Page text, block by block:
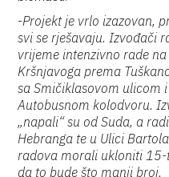
-Projekt je vrlo izazovan,
svi se rješavaju. Izvođači
vrijeme intenzivno rade
Kršnjavoga prema
sa Smičiklasovom ulicom
Autobusnom kolodvoru.
„napali“ su od Suda, a
Hebranga te u Ulici
radova morali ukloniti
da to bude što manji broj.